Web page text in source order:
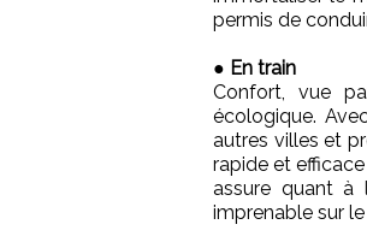
permis de
● En train
Confort, vue
écologique.
autres villes et
rapide et
assure quant à
imprenable sur